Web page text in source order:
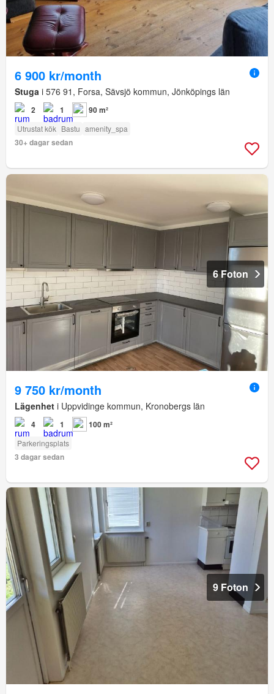
6 900 kr/month
Stuga i 576 91, Forsa, Sävsjö kommun, Jönköpings län
2 1 90 m²
Utrustat kök Bastu amenity_spa
30+ dagar sedan
6 Foton
9 750 kr/month
Lägenhet i Uppvidinge kommun, Kronobergs län
4 1 100 m²
Parkeringsplats
3 dagar sedan
9 Foton